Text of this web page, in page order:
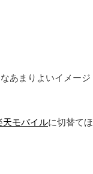
あまりよいイメージ
天モバイルに切替てほ